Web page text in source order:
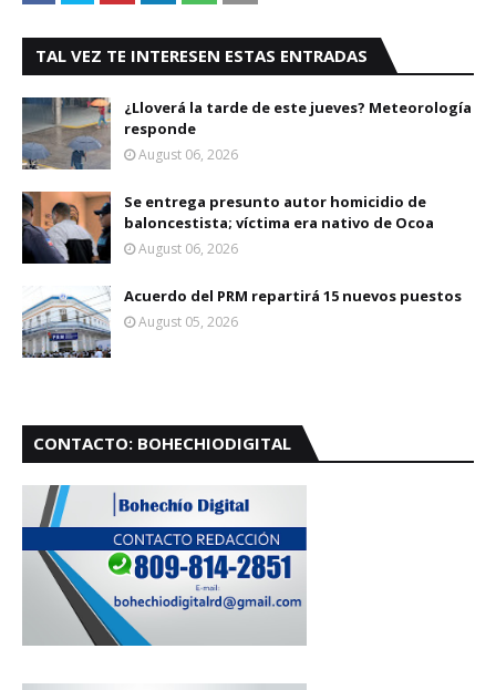
TAL VEZ TE INTERESEN ESTAS ENTRADAS
¿Lloverá la tarde de este jueves? Meteorología
responde
August 06, 2026
Se entrega presunto autor homicidio de
baloncestista; víctima era nativo de Ocoa
August 06, 2026
Acuerdo del PRM repartirá 15 nuevos puestos
August 05, 2026
CONTACTO: BOHECHIODIGITAL